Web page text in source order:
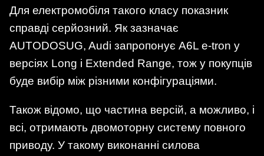
Для електромобіля такого класу показник
справді серйозний. Як зазначає
AUTODOSUG, Audi запропонує A6L e-tron у
версіях Long і Extended Range, тож у покупців
буде вибір між різними конфігураціями.
Також відомо, що частина версій, а можливо, і
всі, отримають двомоторну систему повного
приводу. У такому виконанні силова